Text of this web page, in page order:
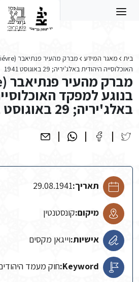
בית מאגר המידע
האוכלוסייה היהודית באלג'יריה; 29 באוגוסט 1941
בנוגע למפקד
באלג'יריה; 29 באוגוסט 1941
תאריך:29.08.1941
מיקום:קונסטנטין
אישיות:וייגאן מקסים
Keyword: חוק מעמד